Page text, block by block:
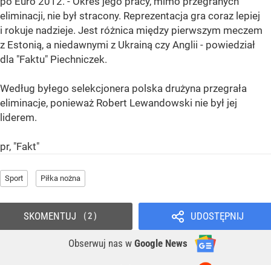
eliminacji, nie był stracony. Reprezentacja gra coraz lepiej
i rokuje nadzieje. Jest różnica między pierwszym meczem
z Estonią, a niedawnymi z Ukrainą czy Anglii - powiedział
dla "Faktu" Piechniczek.
Według byłego selekcjonera polska drużyna przegrała
eliminacje, ponieważ Robert Lewandowski nie był jej
liderem.
pr, "Fakt"
Sport Piłka nożna
UDOSTĘPNIJ
Obserwuj nas w Google News
SKOMENTUJ 2